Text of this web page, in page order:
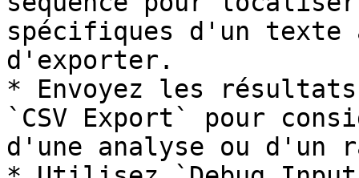
spécifiques d'un texte
d'exporter.
* Envoyez les
`CSV Export` pour
d'une analyse ou